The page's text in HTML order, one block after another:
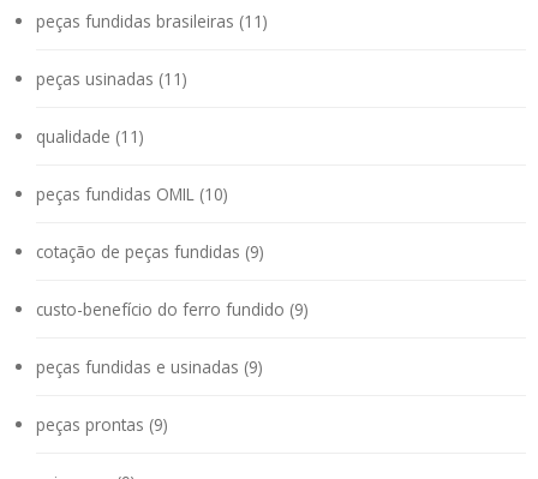
peças fundidas brasileiras (11)
peças usinadas (11)
qualidade (11)
peças fundidas OMIL (10)
cotação de peças fundidas (9)
custo-benefício do ferro fundido (9)
peças fundidas e usinadas (9)
peças prontas (9)